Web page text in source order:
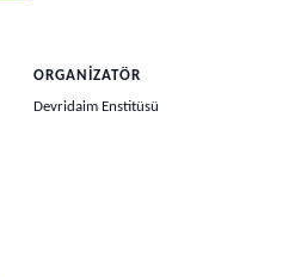
ORGANIZATÖR
Devridaim Enstitüsü